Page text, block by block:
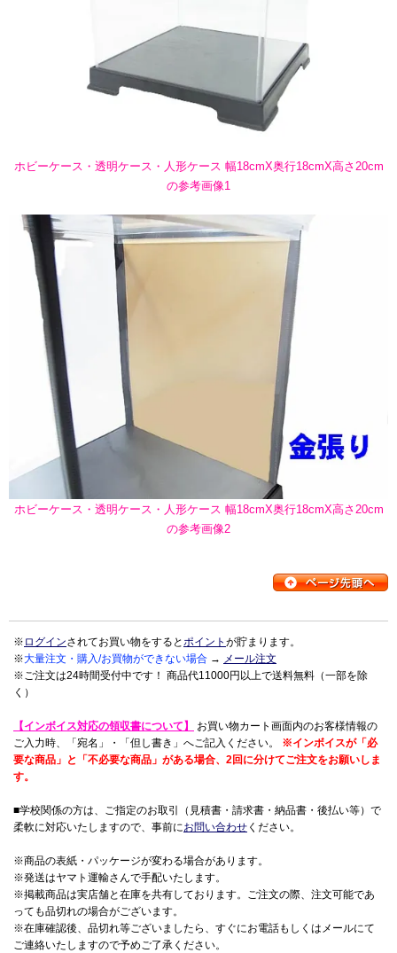
ホビーケース・透明ケース・人形ケース 幅18cmX奥行18cmX高さ20cm
の参考画像1
ホビーケース・透明ケース・人形ケース 幅18cmX奥行18cmX高さ20cm
の参考画像2
※ ログインされてお買い物をするとポイント が貯まります。
※大量注文・購入/お買物ができない場合 → メール注文
※ご注文は24時間受付中です！ 商品代11000円以上で送料無料（一部を除
く）
【インボイス対応の領収書について】
お買い物カート画面内のお客様情報の
ご入力時、「宛名」・「但し書き」へご記入ください。 ※インボイスが「必
要な商品」と「不必要な商品」がある場合、2回に分けてご注文をお願いしま
す。
■学校関係の方は、ご指定のお取引（見積書・請求書・納品書・後払い等）で
柔軟に対応いたしますので、事前にお問い合わせ ください。
※商品の表紙・パッケージが変わる場合があります。
※発送はヤマト運輸さんで手配いたします。
※掲載商品は実店舗と在庫を共有しております。ご注文の際、注文可能であ
っても品切れの場合がございます。
※在庫確認後、品切れ等ございましたら、すぐにお電話もしくはメールにて
ご連絡いたしますので予めご了承ください。